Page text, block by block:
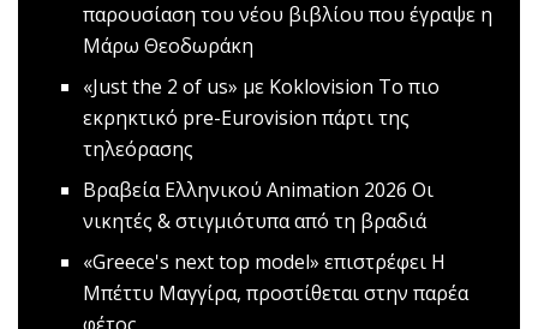
παρουσίαση του νέου βιβλίου που έγραψε η
Μάρω Θεοδωράκη
«Just the 2 οf us» με Koklovision Tο πιο
εκρηκτικό pre-Eurovision πάρτι της
τηλεόρασης
Βραβεία Ελληνικού Animation 2026 Οι
νικητές & στιγμιότυπα από τη βραδιά
«Greece's next top model» επιστρέφει Η
Μπέττυ Μαγγίρα, προστίθεται στην παρέα